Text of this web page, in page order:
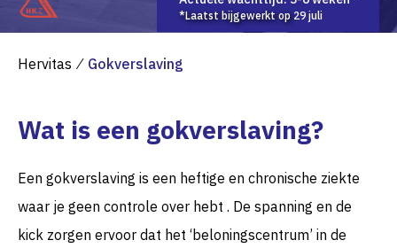
*Laatst bijgewerkt op29 juli
Hervitas ⁄ Gokverslaving
Wat is een gokverslaving?
Een gokverslaving is een heftige en chronische ziekte
waar je geen controle over hebt . De spanning en de
kick zorgen ervoor dat het ‘beloningscentrum’ in de